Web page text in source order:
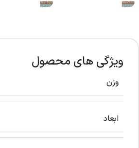
ویژگی های محصول
وزن
ابعاد